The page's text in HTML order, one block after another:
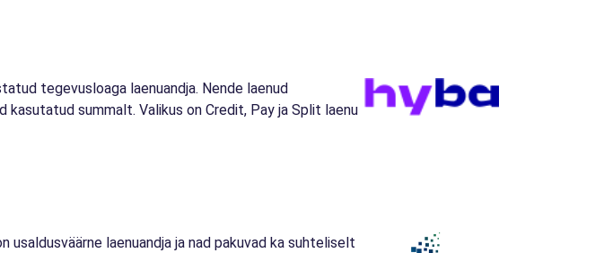
tegevusloaga laenuandja. Nende laenud
summalt. Valikus on Credit, Pay ja Split laenu
usaldusväärne laenuandja ja nad pakuvad ka suhteliselt